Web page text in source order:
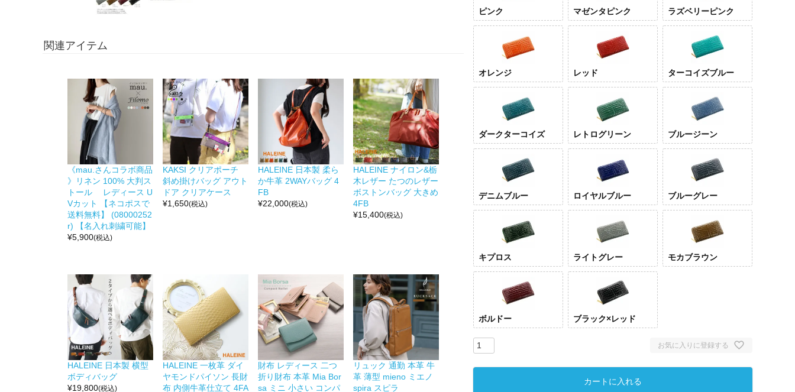
関連アイテム
《mau.さんコラボ商品
》リネン 100% 大判ス
トール レディース U
Vカット 【ネコポスで
送料無料】 (08000252
r) 【名入れ刺繍可能】
¥5,900(税込)
KAKSI クリアポーチ
斜め掛けバッグ アウト
ドア クリアケース
¥1,650(税込)
HALEINE 日本製 柔ら
か牛革 2WAYバッグ 4
FB
¥22,000(税込)
HALEINE ナイロン&栃
木レザー たつのレザー
ボストンバッグ 大きめ
4FB
¥15,400(税込)
HALEINE 日本製 横型
ボディバッグ
¥19,800(税込)
HALEINE 一枚革 ダイ
ヤモンドパイソン 長財
布 内側牛革仕立て 4FA
財布 レディース 二つ
折り財布 本革 Mia Bor
sa ミニ 小さい コンパ
リュック 通勤 本革 牛
革 薄型 mieno ミエノ
spira スピラ
ピンク マゼンタピンク ラズベリーピンク
オレンジ レッド ターコイズブルー
ダークターコイズ レトログリーン ブルージーン
デニムブルー ロイヤルブルー ブルーグレー
キプロス ライトグレー モカブラウン
ボルドー ブラック×レッド
お気に入りに登録する
カートに入れる